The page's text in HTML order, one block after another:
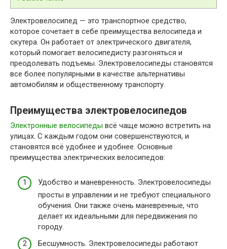
Электровелосипед — это транспортное средство,
которое сочетает в себе преимущества велосипеда и
скутера. Он работает от электрического двигателя,
который помогает велосипедисту разгоняться и
преодолевать подъемы. Электровелосипеды становятся
все более популярными в качестве альтернативы
автомобилям и общественному транспорту.
Преимущества электровелосипедов
Электронные велосипеды всё чаще можно встретить на
улицах. С каждым годом они совершенствуются, и
становятся всё удобнее и удобнее. Основные
преимущества электрических велосипедов:
Удобство и маневренность. Электровелосипеды
просты в управлении и не требуют специального
обучения. Они также очень маневренные, что
делает их идеальными для передвижения по
городу.
Бесшумность. Электровелосипеды работают